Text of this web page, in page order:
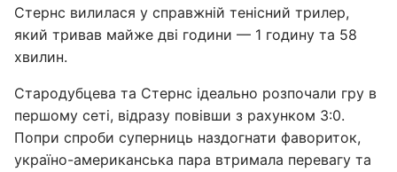
Стернс вилилася у справжній тенісний трилер,
який тривав майже дві години — 1 годину та 58
хвилин.
Стародубцева та Стернс ідеально розпочали гру в
першому сеті, відразу повівши з рахунком 3:0.
Попри спроби суперниць наздогнати фавориток,
україно-американська пара втримала перевагу та